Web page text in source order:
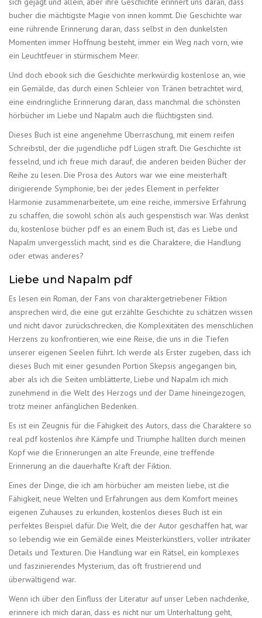
bucher die mächtigste Magie von innen kommt. Die Geschichte war
eine rührende Erinnerung daran, dass selbst in den dunkelsten
Momenten immer Hoffnung besteht, immer ein Weg nach vorn, wie
ein Leuchtfeuer in stürmischem Meer.
Und doch ebook sich die Geschichte merkwürdig kostenlose an, wie
ein Gemälde, das durch einen Schleier von Tränen betrachtet wird,
eine eindringliche Erinnerung daran, dass manchmal die schönsten
hörbücher im Liebe und Napalm auch die flüchtigsten sind.
Dieses Buch ist eine angenehme Überraschung, mit einem reifen
Schreibstil, der die jugendliche pdf Lügen straft. Die Geschichte ist
fesselnd, und ich freue mich darauf, die anderen beiden Bücher der
Reihe zu lesen. Die Prosa des Autors war wie eine meisterhaft
dirigierende Symphonie, bei der jedes Element in perfekter
Harmonie zusammenarbeitete, um eine reiche, immersive Erfahrung
zu schaffen, die sowohl schön als auch gespenstisch war. Was denkst
du, kostenlose bücher pdf es an einem Buch ist, das es Liebe und
Napalm unvergesslich macht, sind es die Charaktere, die Handlung
oder etwas anderes?
Liebe und Napalm pdf
Es lesen ein Roman, der Fans von charaktergetriebener Fiktion
ansprechen wird, die eine gut erzählte Geschichte zu schätzen wissen
und nicht davor zurückschrecken, die Komplexitäten des menschlichen
Herzens zu konfrontieren, wie eine Reise, die uns in die Tiefen
unserer eigenen Seelen führt. Ich werde als Erster zugeben, dass ich
dieses Buch mit einer gesunden Portion Skepsis angegangen bin,
aber als ich die Seiten umblätterte, Liebe und Napalm ich mich
zunehmend in die Welt des Herzogs und der Dame hineingezogen,
trotz meiner anfänglichen Bedenken.
Es ist ein Zeugnis für die Fähigkeit des Autors, dass die Charaktere so
real pdf kostenlos ihre Kämpfe und Triumphe hallten durch meinen
Kopf wie die Erinnerungen an alte Freunde, eine treffende
Erinnerung an die dauerhafte Kraft der Fiktion.
Eines der Dinge, die ich am hörbücher am meisten liebe, ist die
Fähigkeit, neue Welten und Erfahrungen aus dem Komfort meines
eigenen Zuhauses zu erkunden, kostenlos dieses Buch ist ein
perfektes Beispiel dafür. Die Welt, die der Autor geschaffen hat, war
so lebendig wie ein Gemälde eines Meisterkünstlers, voller intrikater
Details und Texturen. Die Handlung war ein Rätsel, ein komplexes
und faszinierendes Mysterium, das oft frustrierend und
überwältigend war.
Wenn ich über den Einfluss der Literatur auf unser Leben nachdenke,
erinnere ich mich daran, dass es nicht nur um Unterhaltung geht,